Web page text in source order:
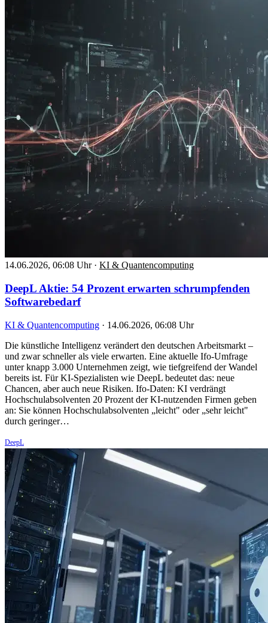
14.06.2026, 06:08 Uhr · KI & Quantencomputing
DeepL Aktie: 54 Prozent erwarten schrumpfenden
Softwarebedarf
KI & Quantencomputing · 14.06.2026, 06:08 Uhr
Die künstliche Intelligenz verändert den deutschen Arbeitsmarkt –
und zwar schneller als viele erwarten. Eine aktuelle Ifo-Umfrage
unter knapp 3.000 Unternehmen zeigt, wie tiefgreifend der Wandel
bereits ist. Für KI-Spezialisten wie DeepL bedeutet das: neue
Chancen, aber auch neue Risiken. Ifo-Daten: KI verdrängt
Hochschulabsolventen 20 Prozent der KI-nutzenden Firmen geben
an: Sie können Hochschulabsolventen „leicht" oder „sehr leicht"
durch geringer…
DeepL